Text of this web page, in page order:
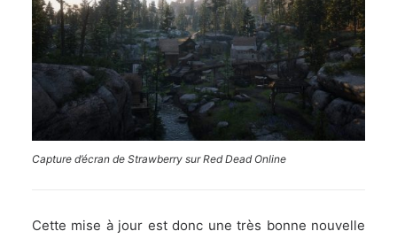
Capture d’écran de Strawberry sur Red Dead Online
Cette mise à jour est donc une très bonne nouvelle